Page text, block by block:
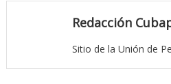
Redacción
Sitio de la Unión de